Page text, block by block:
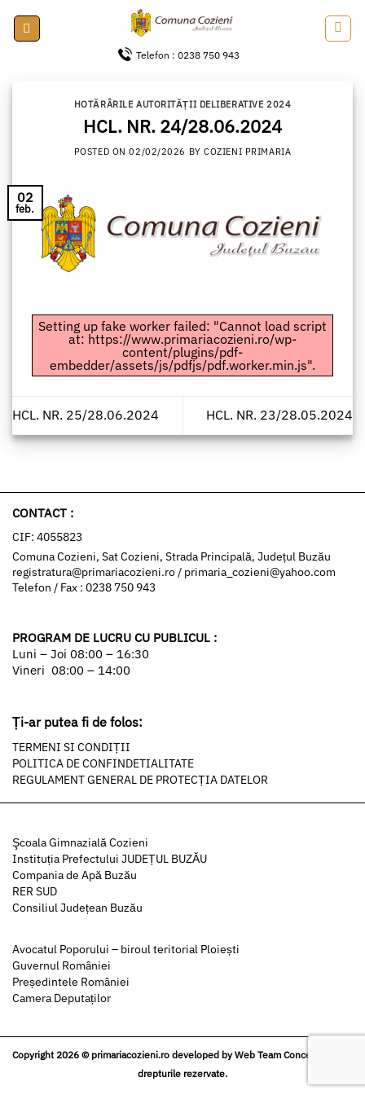
content
Telefon : 0238 750 943
HOTĂRÂRILE AUTORITĂȚII DELIBERATIVE 2024
HCL. NR. 24/28.06.2024
POSTED ON02/02/2026 BYCOZIENI PRIMARIA
02
feb.
Setting up fake worker failed: "Cannot load script
at: https://www.primariacozieni.ro/wp-
content/plugins/pdf-
embedder/assets/js/pdfjs/pdf.worker.min.js".
HCL. NR. 25/28.06.2024 HCL. NR. 23/28.05.2024
CONTACT :
CIF: 4055823
Comuna Cozieni, Sat Cozieni, Strada Principală, Județul Buzău
registratura@primariacozieni.ro/ primaria_cozieni@yahoo.com
Telefon / Fax : 0238 750 943
PROGRAM DE LUCRU CU PUBLICUL :
Luni – Joi 08:00 – 16:30
Vineri 08:00 – 14:00
Ți-ar putea fi de folos:
TERMENI SI CONDIȚII
POLITICA DE CONFINDETIALITATE
REGULAMENT GENERAL DE PROTECȚIA DATELOR
Şcoala Gimnazială Cozieni
Instituția Prefectului JUDEȚUL BUZĂU
Compania de Apă Buzău
RER SUD
Consiliul Județean Buzău
Avocatul Poporului – biroul teritorial Ploiești
Guvernul României
Președintele României
Camera Deputaților
Copyright 2026 © primariacozieni.ro developed byWeb Team Concept
drepturile rezervate.